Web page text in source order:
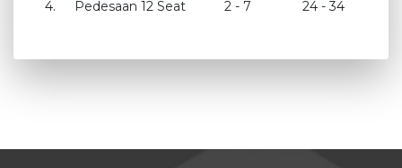
4. Pedesaan 12 Seat 2 - 7 24 - 34